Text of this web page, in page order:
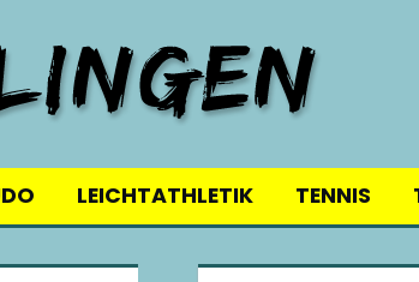
LEICHTATHLETIK TENNIS